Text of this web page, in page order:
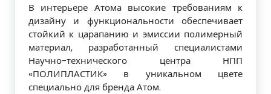
В интерьере Атома высокие требованиям к
дизайну и функциональности обеспечивает
стойкий к царапанию и эмиссии полимерный
материал, разработанный специалистами
Научно-технического центра НПП
«ПОЛИПЛАСТИК» в уникальном цвете
специально для бренда Атом.